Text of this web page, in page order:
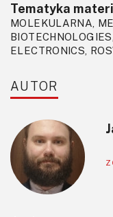
Tematyka
MOLEKULARNA,
ELECTRONICS,
AUTOR